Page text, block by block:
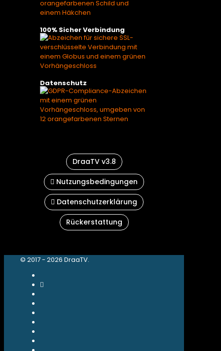
100% Sicher Verbindung
Datenschutz
DraaTV v3.8
Nutzungsbedingungen
Datenschutzerklärung
Rückerstattung
© 2017 - 2026 DraaTV.